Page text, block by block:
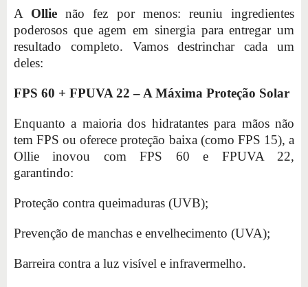
A Ollie não fez por menos: reuniu ingredientes
poderosos que agem em sinergia para entregar um
resultado completo. Vamos destrinchar cada um
deles:
FPS 60 + FPUVA 22 – A Máxima Proteção Solar
Enquanto a maioria dos hidratantes para mãos não
tem FPS ou oferece proteção baixa (como FPS 15), a
Ollie inovou com FPS 60 e FPUVA 22,
garantindo:
Proteção contra queimaduras (UVB);
Prevenção de manchas e envelhecimento (UVA);
Barreira contra a luz visível e infravermelho.